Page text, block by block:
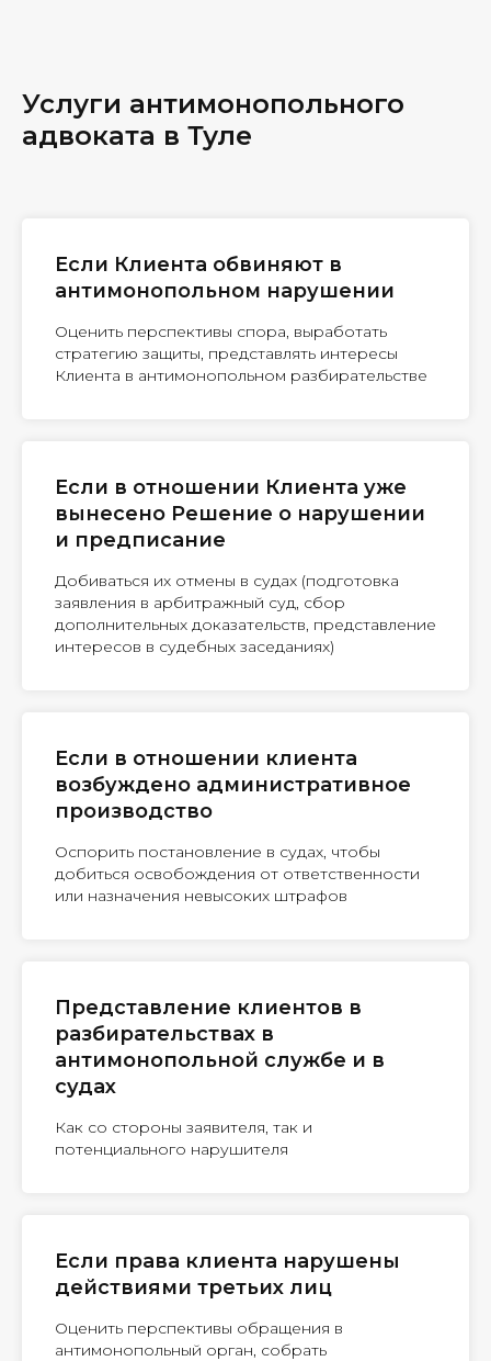
Услуги антимонопольного
адвоката в Туле
Если Клиента обвиняют в
антимонопольном нарушении
Оценить перспективы спора, выработать
стратегию защиты, представлять интересы
Клиента в антимонопольном разбирательстве
Если в отношении Клиента уже
вынесено Решение о нарушении
и предписание
Добиваться их отмены в судах (подготовка
заявления в арбитражный суд, сбор
дополнительных доказательств, представление
интересов в судебных заседаниях)
Если в отношении клиента
возбуждено административное
производство
Оспорить постановление в судах, чтобы
добиться освобождения от ответственности
или назначения невысоких штрафов
Представление клиентов в
разбирательствах в
антимонопольной службе и в
судах
Как со стороны заявителя, так и
потенциального нарушителя
Если права клиента нарушены
действиями третьих лиц
Оценить перспективы обращения в
антимонопольный орган, собрать